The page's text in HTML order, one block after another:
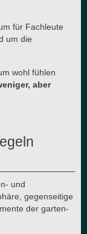
für Fachleute
um die
wohl fühlen
aber
und
gegenseitige
der garten-